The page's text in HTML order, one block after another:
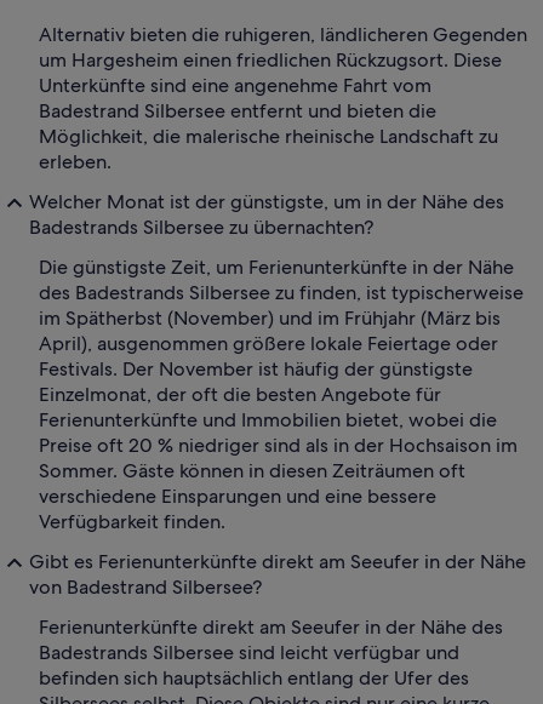
Alternativ bieten die ruhigeren, ländlicheren Gegenden
um Hargesheim einen friedlichen Rückzugsort. Diese
Unterkünfte sind eine angenehme Fahrt vom
Badestrand Silbersee entfernt und bieten die
Möglichkeit, die malerische rheinische Landschaft zu
erleben.
Welcher Monat ist der günstigste, um in der Nähe des
Badestrands Silbersee zu übernachten?
Die günstigste Zeit, um Ferienunterkünfte in der Nähe
des Badestrands Silbersee zu finden, ist typischerweise
im Spätherbst (November) und im Frühjahr (März bis
April), ausgenommen größere lokale Feiertage oder
Festivals. Der November ist häufig der günstigste
Einzelmonat, der oft die besten Angebote für
Ferienunterkünfte und Immobilien bietet, wobei die
Preise oft 20 % niedriger sind als in der Hochsaison im
Sommer. Gäste können in diesen Zeiträumen oft
verschiedene Einsparungen und eine bessere
Verfügbarkeit finden.
Gibt es Ferienunterkünfte direkt am Seeufer in der Nähe
von Badestrand Silbersee?
Ferienunterkünfte direkt am Seeufer in der Nähe des
Badestrands Silbersee sind leicht verfügbar und
befinden sich hauptsächlich entlang der Ufer des